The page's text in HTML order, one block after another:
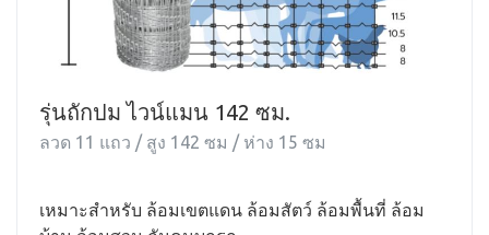
รุ่นถักปม ไวน์แมน 142 ซม.
ลวด 11 แถว / สูง 142 ซม / ห่าง 15 ซม
เหมาะสำหรับ ล้อมเขตแดน ล้อมสัตว์ ล้อมพื้นที่ ล้อม